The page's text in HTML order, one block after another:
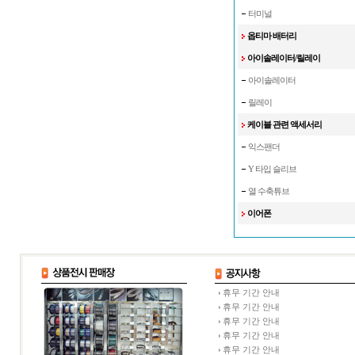
터미널
옵티마 배터리
아이솔레이터/릴레이
아이솔레이터
릴레이
케이블 관련 액세서리
익스팬더
Y 타입 슬리브
열 수축튜브
이어폰
휴무 기간 안내
휴무 기간 안내
휴무 기간 안내
휴무 기간 안내
휴무 기간 안내